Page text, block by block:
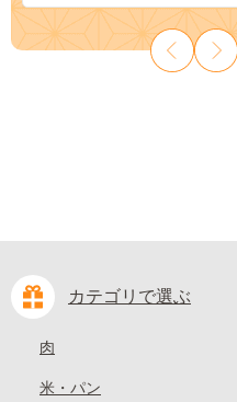
ット ぶどう ブドウ 葡萄 大粒
種なし 先行予約 富士川町
10000円 一万円 9000円 九千円
カテゴリで選ぶ
肉
米・パン